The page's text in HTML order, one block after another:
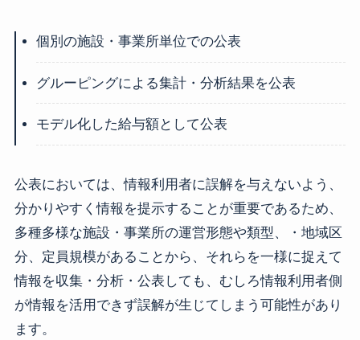
個別の施設・事業所単位での公表
グルーピングによる集計・分析結果を公表
モデル化した給与額として公表
公表においては、情報利用者に誤解を与えないよう、
分かりやすく情報を提示することが重要であるため、
多種多様な施設・事業所の運営形態や類型、・地域区
分、定員規模があることから、それらを一様に捉えて
情報を収集・分析・公表しても、むしろ情報利用者側
が情報を活用できず誤解が生じてしまう可能性があり
ます。